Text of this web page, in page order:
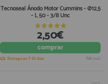
Tecnoseal Ánodo Motor Cummins - Ø12,5
- L 50 - 3/8 Unc
2,50€
comprar
Entrega en 7-10 días IVA incl.